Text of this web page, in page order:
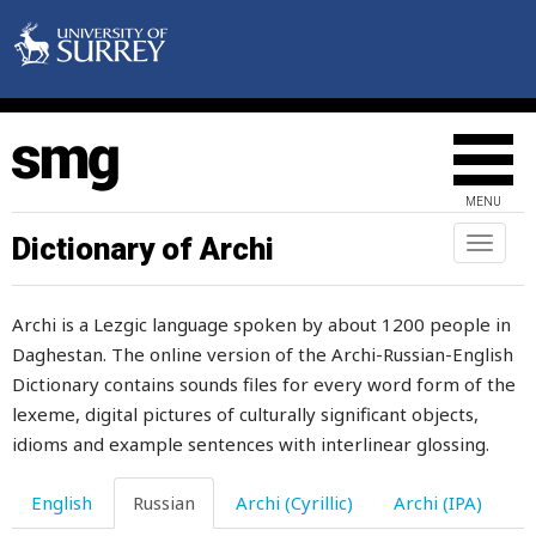
MENU
Toggle
Dictionary of Archi
Archi is a Lezgic language spoken by about 1200 people in
Daghestan. The online version of the Archi-Russian-English
Dictionary contains sounds files for every word form of the
lexeme, digital pictures of culturally significant objects,
idioms and example sentences with interlinear glossing.
English Russian Archi (Cyrillic) Archi (IPA)
приближаться
привкус
приводить
привычка
привязанность
привязывать
приглашенный
приготовления